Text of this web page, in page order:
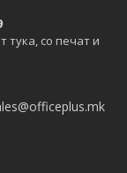
тука, со печат и